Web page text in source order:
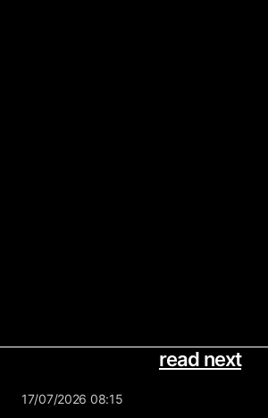
read next
17/07/2026 08:15